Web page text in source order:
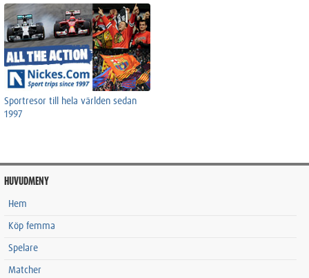
Sportresor till hela världen sedan
1997
HUVUDMENY
Hem
Köp femma
Spelare
Matcher